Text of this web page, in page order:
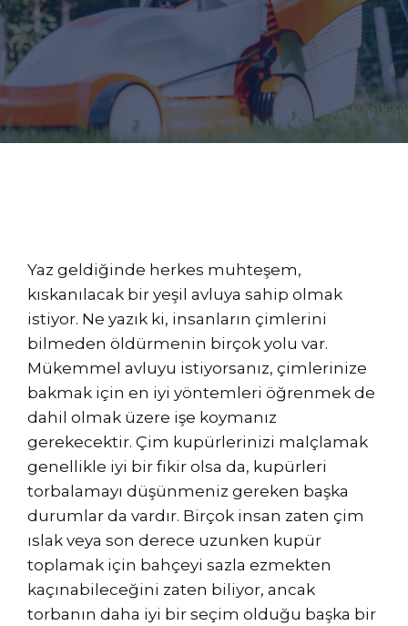
Yaz geldiğinde herkes muhteşem,
kıskanılacak bir yeşil avluya sahip olmak
istiyor. Ne yazık ki, insanların çimlerini
bilmeden öldürmenin birçok yolu var.
Mükemmel avluyu istiyorsanız, çimlerinize
bakmak için en iyi yöntemleri öğrenmek de
dahil olmak üzere işe koymanız
gerekecektir. Çim kupürlerinizi malçlamak
genellikle iyi bir fikir olsa da, kupürleri
torbalamayı düşünmeniz gereken başka
durumlar da vardır. Birçok insan zaten çim
ıslak veya son derece uzunken kupür
toplamak için bahçeyi sazla ezmekten
kaçınabileceğini zaten biliyor, ancak
torbanın daha iyi bir seçim olduğu başka bir